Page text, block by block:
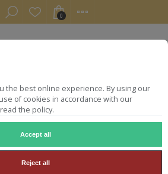
the best online experience. By using our
of cookies in accordance with our
the policy.
Accept all
Reject all
0
MHOR